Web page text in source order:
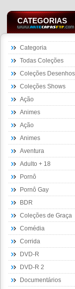
CATEGORIAS
Categoria
Todas Coleções
Coleções Desenhos
Coleções Shows
Ação
Animes
Ação
Animes
Aventura
Adulto + 18
Pornô
Pornô Gay
BDR
Coleções de Graça
Comédia
Corrida
DVD-R
DVD-R 2
Documentários